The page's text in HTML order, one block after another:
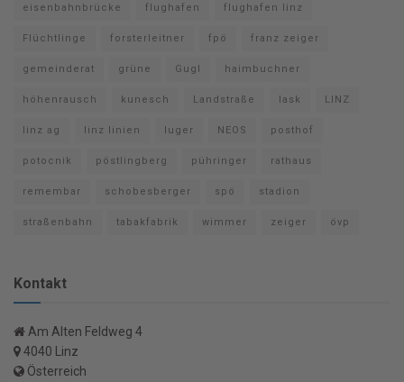
eisenbahnbrücke flughafen flughafen linz
Flüchtlinge forsterleitner fpö franz zeiger
gemeinderat grüne Gugl haimbuchner
höhenrausch kunesch Landstraße lask LINZ
linz ag linz linien luger NEOS posthof
potocnik pöstlingberg pühringer rathaus
remembar schobesberger spö stadion
straßenbahn tabakfabrik wimmer zeiger övp
Kontakt
Am Alten Feldweg 4
4040 Linz
Österreich